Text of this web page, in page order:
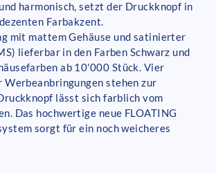
harmonisch, setzt der Druckknopf in
Farbakzent.
mit mattem Gehäuse und satinierter
lieferbar in den Farben Schwarz und
ab 10'000 Stück. Vier
Werbeanbringungen stehen zur
lässt sich farblich vom
Das hochwertige neue FLOATING
sorgt für ein noch weicheres